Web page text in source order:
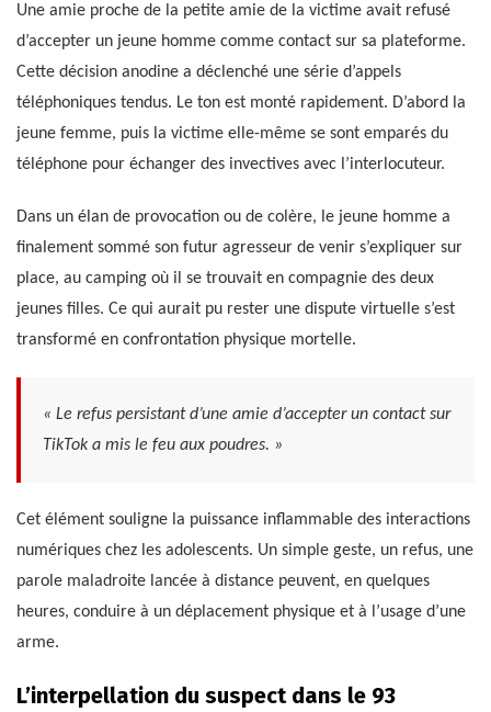
Une amie proche de la petite amie de la victime avait refusé
d’accepter un jeune homme comme contact sur sa plateforme.
Cette décision anodine a déclenché une série d’appels
téléphoniques tendus. Le ton est monté rapidement. D’abord la
jeune femme, puis la victime elle-même se sont emparés du
téléphone pour échanger des invectives avec l’interlocuteur.
Dans un élan de provocation ou de colère, le jeune homme a
finalement sommé son futur agresseur de venir s’expliquer sur
place, au camping où il se trouvait en compagnie des deux
jeunes filles. Ce qui aurait pu rester une dispute virtuelle s’est
transformé en confrontation physique mortelle.
« Le refus persistant d’une amie d’accepter un contact sur
TikTok a mis le feu aux poudres. »
Cet élément souligne la puissance inflammable des interactions
numériques chez les adolescents. Un simple geste, un refus, une
parole maladroite lancée à distance peuvent, en quelques
heures, conduire à un déplacement physique et à l’usage d’une
arme.
L’interpellation du suspect dans le 93